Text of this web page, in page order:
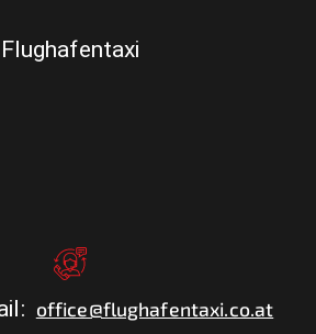
Flughafentaxi
: office@flughafentaxi.co.at